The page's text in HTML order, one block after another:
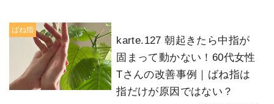
ばね指
karte.127 朝起きたら中指が
固まって動かない！60代女性
Tさんの改善事例｜ばね指は
指だけが原因ではない？